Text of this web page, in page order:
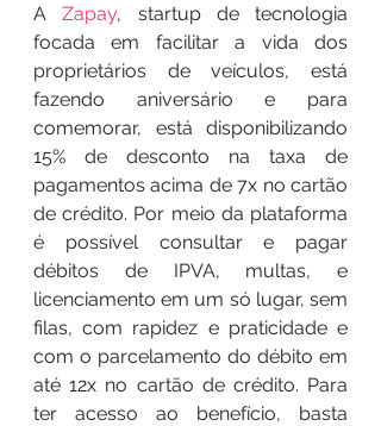
A Zapay, startup de tecnologia
focada em facilitar a vida dos
proprietários de veículos, está
fazendo aniversário e para
comemorar, está disponibilizando
15% de desconto na taxa de
pagamentos acima de 7x no cartão
de crédito. Por meio da plataforma
é possível consultar e pagar
débitos de IPVA, multas, e
licenciamento em um só lugar, sem
filas, com rapidez e praticidade e
com o parcelamento do débito em
até 12x no cartão de crédito. Para
ter acesso ao benefício, basta